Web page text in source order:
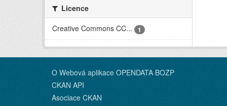
Licence
Creative Commons CC...
1
O Webová aplikace OPENDATA BOZP
CKAN API
Asociace CKAN